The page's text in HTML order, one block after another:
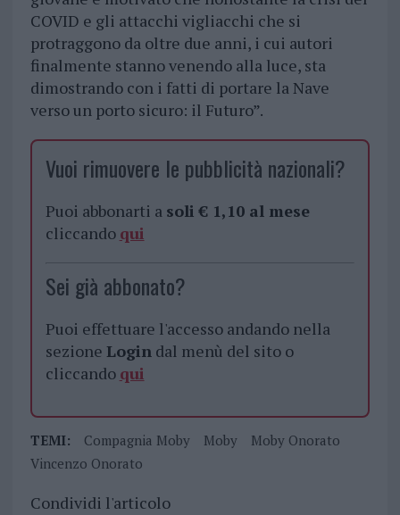
COVID e gli attacchi vigliacchi che si
protraggono da oltre due anni, i cui autori
finalmente stanno venendo alla luce, sta
dimostrando con i fatti di portare la Nave
verso un porto sicuro: il Futuro”.
Vuoi rimuovere le pubblicità nazionali?
Puoi abbonarti a soli € 1,10 al mese
cliccando qui
Sei già abbonato?
Puoi effettuare l'accesso andando nella
sezione Logindal menù del sito o
cliccando qui
TEMI: Compagnia Moby Moby
Moby Onorato
Vincenzo Onorato
Condividi l'articolo